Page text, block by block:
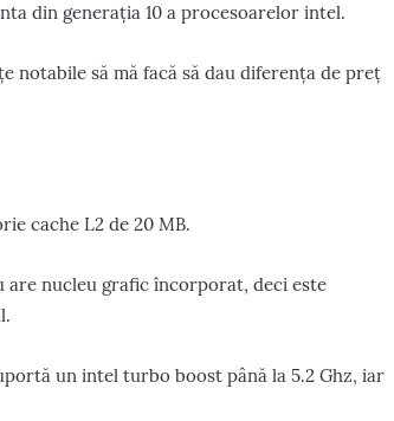
din generația 10 a procesoarelor intel.
notabile să mă facă să dau diferența de preț
cache L2 de 20 MB.
are nucleu grafic încorporat, deci este
un intel turbo boost până la 5.2 Ghz, iar